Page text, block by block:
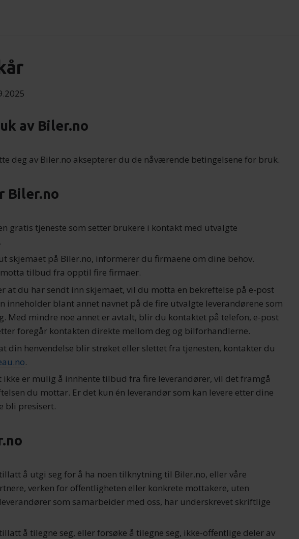
av Biler.no
deg av Biler.no aksepterer du de nåværende betingelsene for bruk.
Biler.no
gratis tjeneste som setter brukere i kontakt med utvalgte
skjemaet på Biler.no, informerer du firmaene om dine behov.
tilbud fra opptil fire firmaer.
at du har sendt inn skjemaet, vil du motta en bekreftelse på e-post
inneholder blant annet navnet på de fire utvalgte leverandørene som
Med mindre noe annet er avtalt, blir du kontaktet på telefon, e-post
foregår kontakten direkte mellom deg og bilforhandlerne.
din henvendelse blir strøket eller slettet fra tjenesten, kontakter du
.
ikke er mulig å innhente tilbud fra fire leverandører, vil det framgå
du mottar. Er det kun én leverandør som kan levere etter dine
bli presisert.
å utgi seg for å ha noen tilknytning til Biler.no, eller våre
verken for offentligheten eller konkrete mottakere, uten
som samarbeider med oss, har underskrevet skriftlige
å tilegne seg, eller forsøke å tilegne seg, ikke-offentlige deler av